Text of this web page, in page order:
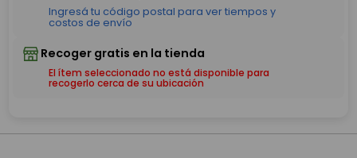
El ítem seleccionado no está disponible para
recogerlo cerca de su ubicación